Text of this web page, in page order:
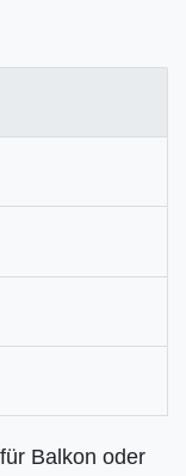
Balkon oder